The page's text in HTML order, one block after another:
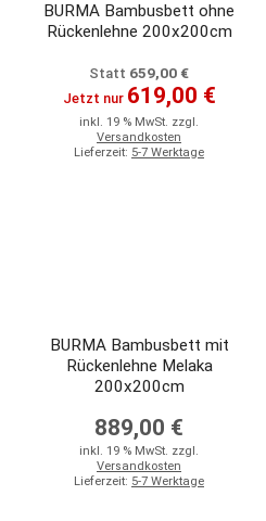
BURMA Bambusbett ohne
Rückenlehne 200x200cm
Statt 659,00 €
Jetzt nur 619,00 €
inkl. 19 % MwSt. zzgl.
Versandkosten
Lieferzeit: 5-7 Werktage
BURMA Bambusbett mit
Rückenlehne Melaka
200x200cm
889,00 €
inkl. 19 % MwSt. zzgl.
Versandkosten
Lieferzeit: 5-7 Werktage